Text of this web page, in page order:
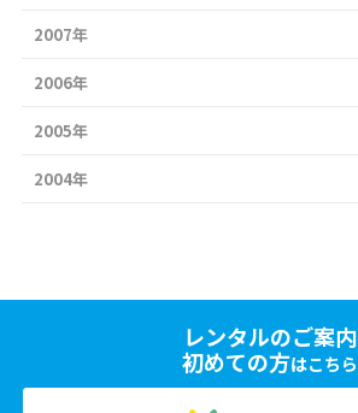
2007年
2006年
2005年
2004年
レンタルのご案内
初めての方はこちら